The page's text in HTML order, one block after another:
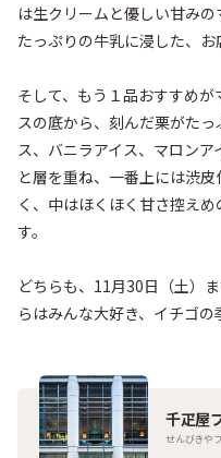
は生クリームと優しい甘み
たっぷりの牛乳に浸した、お
そして、もう１品おすすめ
スの底から、刻んだ栗がた
ス、バニラアイス、マロン
と層を重ね、一番上には渋
く、中はほくほく甘さ控え
す。
どちらも、11月30日（土）
らはみんな大好き、イチゴ
千疋屋
せんびきや